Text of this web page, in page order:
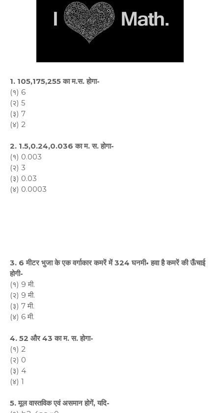
1. 105,175,255 का म.स. होगा-
(१) 6
(२) 5
(३) 7
(४) 2
2. 1.5,0.24,0.036 का म. स. होगा-
(१) 0.003
(२) 3
(३) 0.03
(४) 0.0003
3. 6 मीटर भुजा के एक वर्गाकार कमरें में 324 घनमी• हवा है कमरें की ऊँचाई
होगी-
(१) 9 मी.
(२) 9 मी.
(३) 7 मी.
(४) 6 मी.
4. 52 और 43 का म. स. होगा-
(१) 2
(२) 0
(३) 4
(४) 1
5. मूल वास्तविक एवं असमान होगें, यदि-